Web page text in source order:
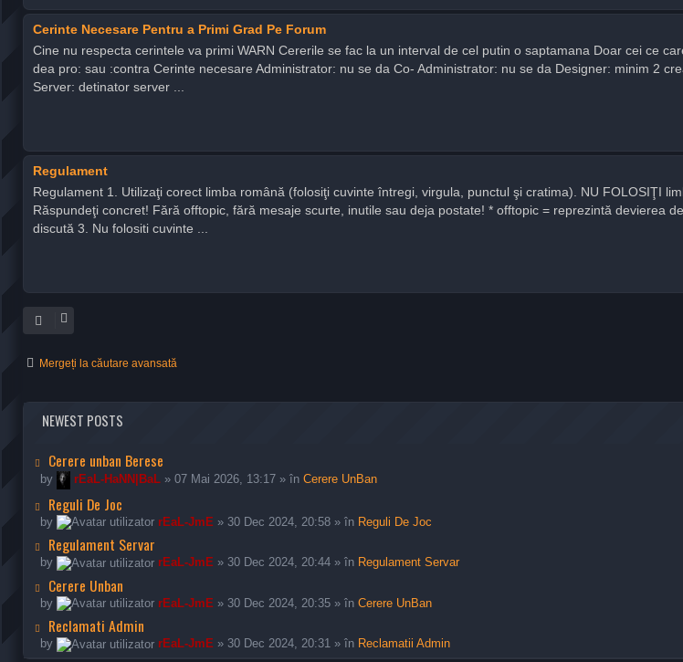
Cerinte Necesare Pentru a Primi Grad Pe Forum
Cine nu respecta cerintele va primi WARN Cererile se fac la un interval de cel putin o saptamana Doar cei ce
dea pro: sau :contra Cerinte necesare Administrator: nu se da Co- Administrator: nu se da Designer: minim 2
Server: detinator server ...
Regulament
Regulament 1. Utilizaţi corect limba română (folosiţi cuvinte întregi, virgula, punctul şi cratima). NU FOLOSIŢI
Răspundeţi concret! Fără offtopic, fără mesaje scurte, inutile sau deja postate! * offtopic = reprezintă devierea
discută 3. Nu folositi cuvinte ...
Mergeți la căutare avansată
NEWEST POSTS
Cerere unban Berese
by rEaL-HaNN|BaL » 07 Mai 2026, 13:17 » în Cerere UnBan
Reguli De Joc
by rEaL-JmE » 30 Dec 2024, 20:58 » în Reguli De Joc
Regulament Servar
by rEaL-JmE » 30 Dec 2024, 20:44 » în Regulament Servar
Cerere Unban
by rEaL-JmE » 30 Dec 2024, 20:35 » în Cerere UnBan
Reclamati Admin
by rEaL-JmE » 30 Dec 2024, 20:31 » în Reclamatii Admin